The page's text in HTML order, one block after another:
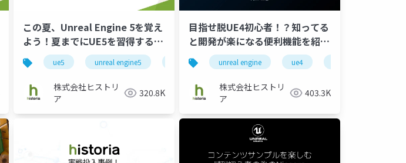
enterprise ue5
この夏、Unreal Engine 5を覚え
よう！夏までにUE5を習得するた
めの第一歩を教えます！
ue5 unreal engine5 unreal engine game エンジニア
株式会社ヒストリ
ア
320.8K
目指せ脱UE4初心者！？知ってる
と開発が楽になる便利機能を紹介
- DataAsset, Subsystem,
GameplayAbility編 -
unreal engine ue4
株式会社ヒストリ
ア
403.3K